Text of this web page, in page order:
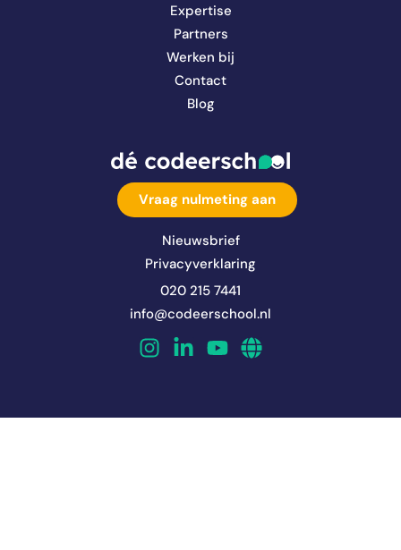
Expertise
Partners
Werken bij
Contact
Blog
Vraag nulmeting aan
Nieuwsbrief
Privacyverklaring
020 215 7441
info@codeerschool.nl